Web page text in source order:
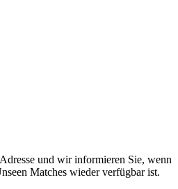
und wir informieren Sie, wenn
Matches wieder verfügbar ist.